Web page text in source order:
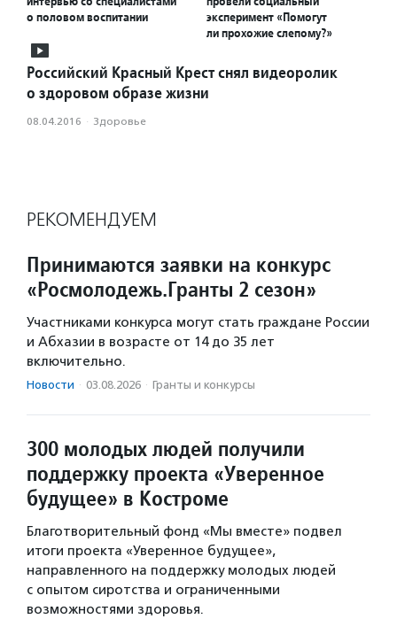
о половом воспитании
эксперимент «Помогут
ли прохожие слепому?»
Российский Красный Крест снял видеоролик
о здоровом образе жизни
08.04.2016 · Здоровье
РЕКОМЕНДУЕМ
Принимаются заявки на конкурс
«Росмолодежь.Гранты 2 сезон»
Участниками конкурса могут стать граждане России
и Абхазии в возрасте от 14 до 35 лет
включительно.
Новости · 03.08.2026 · Гранты и конкурсы
300 молодых людей получили
поддержку проекта «Уверенное
будущее» в Костроме
Благотворительный фонд «Мы вместе» подвел
итоги проекта «Уверенное будущее»,
направленного на поддержку молодых людей
с опытом сиротства и ограниченными
возможностями здоровья.